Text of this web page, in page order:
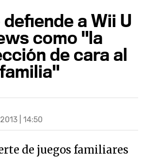
a Wii U
como "la
de cara al
| 14:50
de juegos familiares